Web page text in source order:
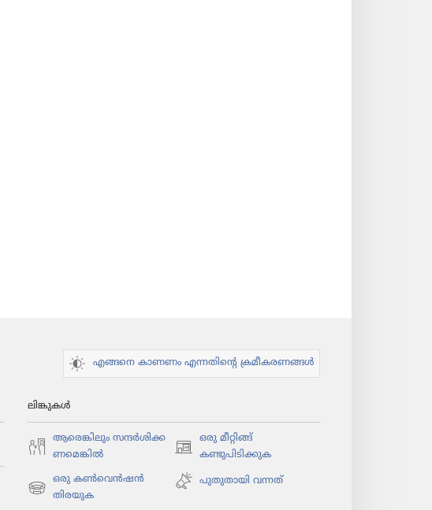
എങ്ങനെ കാണണം എന്നതിന്റെ ക്രമീകരണങ്ങൾ
ലിങ്കുകൾ
ആരെങ്കി​ലും സന്ദർശി​ക്ക​
ണ​മെ​ങ്കിൽ
ഒരു മീറ്റിങ്ങ്
കണ്ടുപിടിക്കുക
(പുതിയ
പേജ്
തുറക്കുക)
ഒരു കൺവെൻഷൻ
തിരയുക
(പുതിയ
പുതുതായി വന്നത്‌